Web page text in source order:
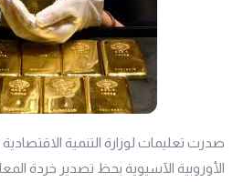
صدرت تعليمات لوزارة التنمية الاقتصادية
الأوروبية الآسيوية بحظ تصدير خردة